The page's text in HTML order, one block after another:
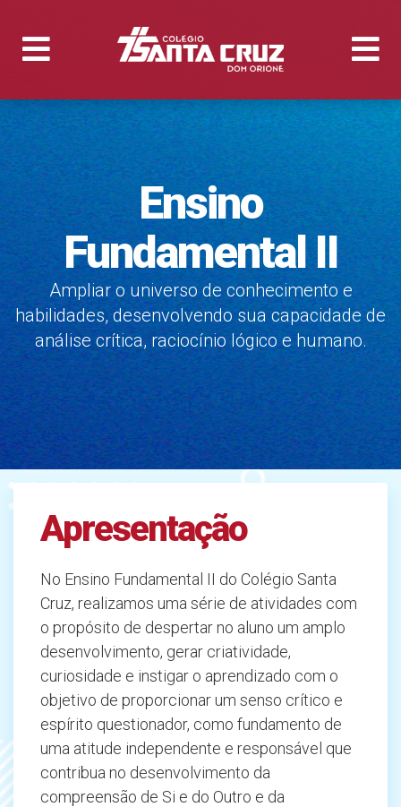
Ensino
Fundamental II
Ampliar o universo de conhecimento e
habilidades, desenvolvendo sua capacidade de
análise crítica, raciocínio lógico e humano.
Apresentação
No Ensino Fundamental II do Colégio Santa
Cruz, realizamos uma série de atividades com
o propósito de despertar no aluno um amplo
desenvolvimento, gerar criatividade,
curiosidade e instigar o aprendizado com o
objetivo de proporcionar um senso crítico e
espírito questionador, como fundamento de
uma atitude independente e responsável que
contribua no desenvolvimento da
compreensão de Si e do Outro e da